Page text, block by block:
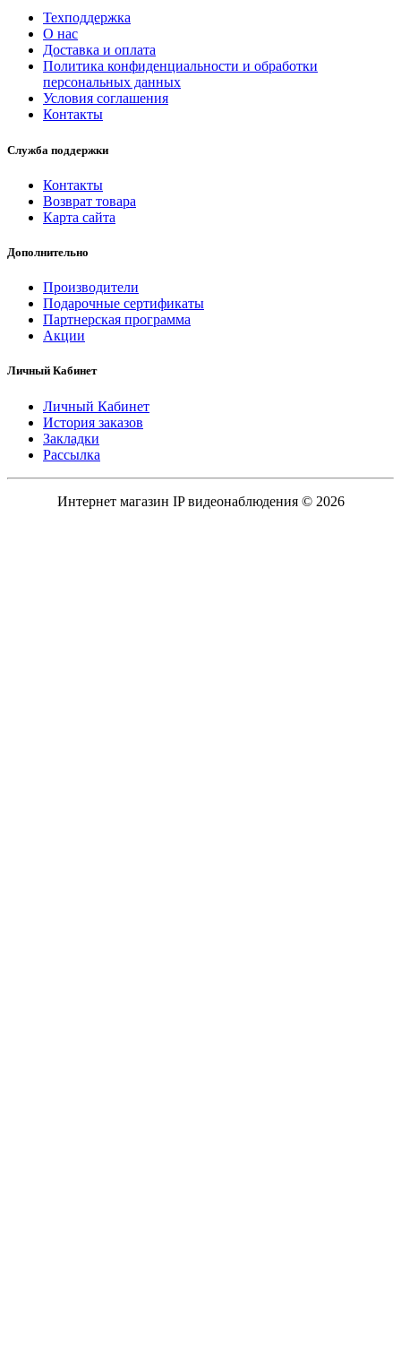
Техподдержка
О нас
Доставка и оплата
Политика конфиденциальности и обработки
персональных данных
Условия соглашения
Контакты
Служба поддержки
Контакты
Возврат товара
Карта сайта
Дополнительно
Производители
Подарочные сертификаты
Партнерская программа
Акции
Личный Кабинет
Личный Кабинет
История заказов
Закладки
Рассылка
Интернет магазин IP видеонаблюдения © 2026